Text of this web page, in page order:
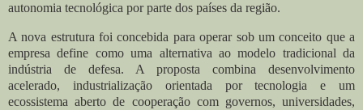
autonomia tecnológica por parte dos países da região.
A nova estrutura foi concebida para operar sob um conceito que a
empresa define como uma alternativa ao modelo tradicional da
indústria de defesa. A proposta combina desenvolvimento
acelerado, industrialização orientada por tecnologia e um
ecossistema aberto de cooperação com governos, universidades,